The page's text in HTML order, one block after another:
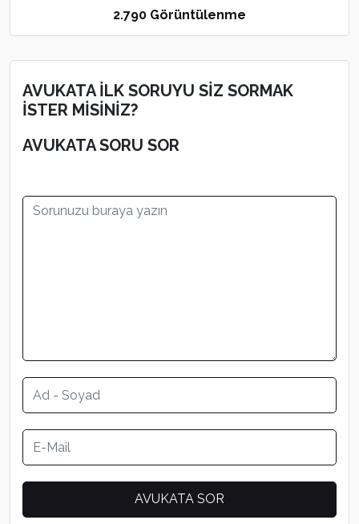
2.790 Görüntülenme
AVUKATA İLK SORUYU SİZ SORMAK
İSTER MİSİNİZ?
AVUKATA SORU SOR